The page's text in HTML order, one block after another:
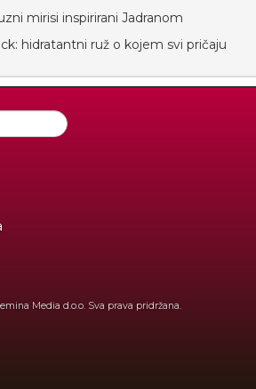
mirisi inspirirani Jadranom
hidratantni ruž o kojem svi pričaju
Media d.o.o. Sva prava pridržana.